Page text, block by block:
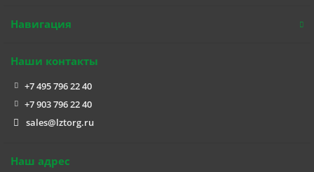
Навигация
Наши контакты
+7 495 796 22 40
+7 903 796 22 40
sales@lztorg.ru
Наш адрес